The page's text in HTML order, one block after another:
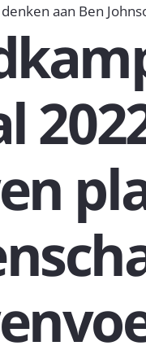
aan Ben